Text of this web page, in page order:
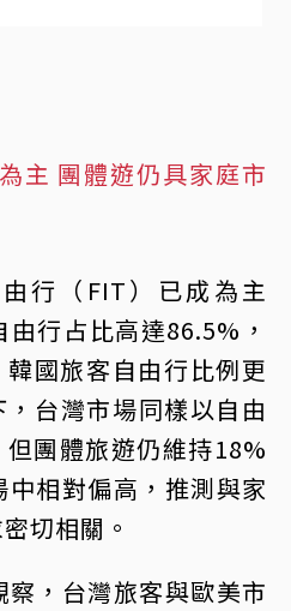
主 團體遊仍具家庭市
行（FIT）已成為主
行占比高達86.5%，
國旅客自由行比例更
台灣市場同樣以自由
團體旅遊仍維持18%
相對偏高，推測與家
切相關。
，台灣旅客與歐美市